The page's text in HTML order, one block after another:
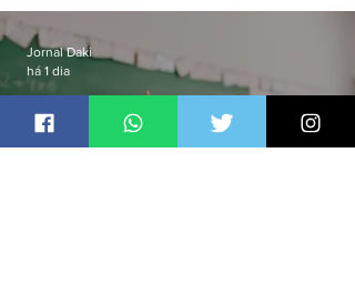
residências de luxo no Rio
Jornal Daki
há 1 dia